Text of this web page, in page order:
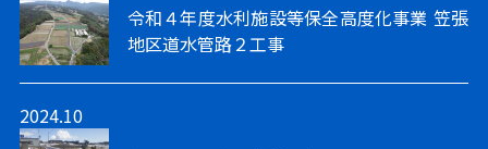
令和４年度水利施設等保全高度化事業 笠張
地区道水管路２工事
2024.10